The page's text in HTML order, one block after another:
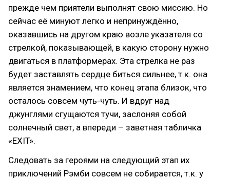
прежде чем приятели выполнят свою миссию. Но
сейчас её минуют легко и непринуждённо,
оказавшись на другом краю возле указателя со
стрелкой, показывающей, в какую сторону нужно
двигаться в платформерах. Эта стрелка не раз
будет заставлять сердце биться сильнее, т.к. она
является знамением, что конец этапа близок, что
осталось совсем чуть-чуть. И вдруг над
джунглями сгущаются тучи, заслоняя собой
солнечный свет, а впереди – заветная табличка
«EXIT».
Следовать за героями на следующий этап их
приключений Рэмби совсем не собирается, т.к. у